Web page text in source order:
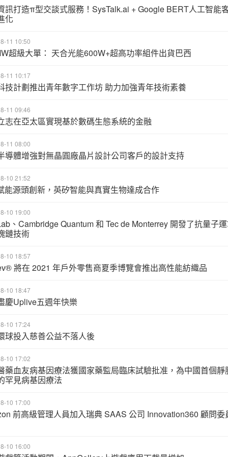
訊打造π型交談式服務！SysTalk.ai + Google BERT人工智能
化
11 10:50
超級大單： 天合光能600W+超高功率組件出貨巴西
11 10:17
技計劃推出青年數字工作坊 助力加強青年技術素養
11 09:46
志在亞太區實現基於數碼生態系統的金融
11 08:00
導體增強對無晶圓廠晶片設計公司客戶的設計支持
10 21:52
能源頭創新，英矽智能與真實生物達成合作
10 19:00
、Cambridge Quantum 和 Tec de Monterrey 開發了抗量子
鏈技術
10 18:57
將在 2021 年戶外零售商夏季博覽會推出高性能紡織品
10 18:47
慶Uplive五週年快樂
10 17:24
球投入慈善公益不落人後
10 17:02
藥血友病基因療法獲國家藥監局臨床試驗批准，為中國首個靜
罕見病基因療法
10 17:00
前高級管理人員加入瑞典 SAAS 公司 Innovation360 顧問委
10 16:00